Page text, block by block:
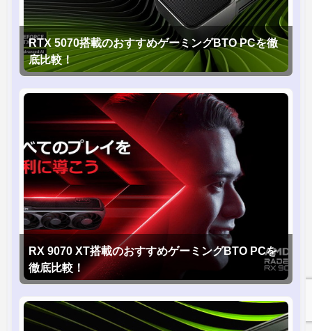
RTX 5070搭載のおすすめゲーミングBTO PCを徹
底比較！
RX 9070 XT搭載のおすすめゲーミングBTO PCを
徹底比較！